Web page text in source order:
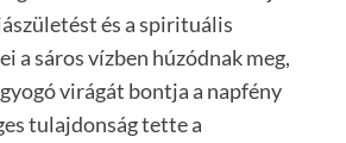
és a spirituális
a sáros vízben húzódnak meg,
virágát bontja a napfény
tulajdonság tette a